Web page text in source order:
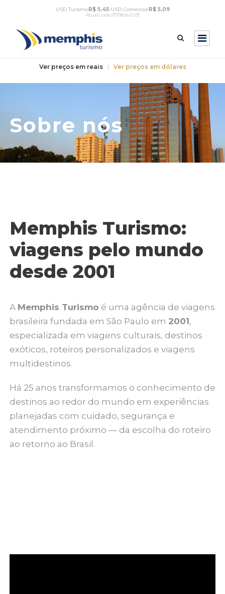
USD TurismoR$ 5,45|USD ComercialR$ 5,09
Atualizado 07/08 às 12:01
Ver preços em reais | Ver preços em dólares
Sobre nós
Memphis Turismo:
viagens pelo mundo
desde 2001
A Memphis Turismo é uma agência de viagens
brasileira fundada em São Paulo em 2001,
especializada em viagens culturais, destinos
exóticos, roteiros personalizados e viagens
multidestinos.
Há 25 anos transformamos o conhecimento de
destinos ao redor do mundo em experiências
planejadas com cuidado, segurança e
atendimento próximo — da escolha do roteiro
ao retorno ao Brasil.